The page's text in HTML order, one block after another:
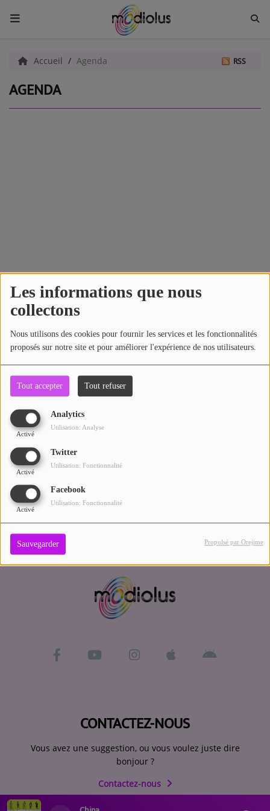
Les informations que nous
collectons
Nous utilisons des cookies pour fournir les services et les fonctionnalités
proposés sur notre site et pour améliorer l'expérience de nos utilisateurs.
Tout accepter Tout refuser
Analytics
Activé
Utilisation: Analyse
Twitter
Activé
Utilisation: Fonctionnalité
Facebook
Activé
Utilisation: Fonctionnalité
Sauvegarder Propulsé par Orejime
ACCUEIL
Radio
ARTISTES
PLAYLIST
TITRES DIFFUSÉS
Médias
PHOTOS
PODCASTS
VIDÉOS
Participez
DÉDICACES
Contact
Se connecter
Accueil Agenda RSS
AGENDA
Recherche par lieu
Recherche par date
CONTACTEZ-NOUS
Vous avez une suggestion, ou vous voulez juste dire
bonjour ?
Contactez-nous